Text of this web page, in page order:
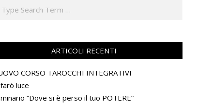
ARTICOLI RECENTI
CORSO TAROCCHI INTEGRATIVI
luce
“Dove si è perso il tuo POTERE”